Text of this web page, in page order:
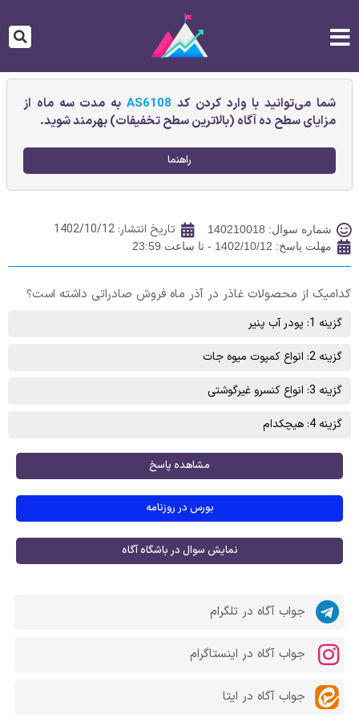
شما می‌توانید با وارد کردن کد AS6108به مدت سه ماه از
مزایای سطح ده آگاه (بالاترین سطح تخفیفات) بهرمند شوید.
راهنما
شماره سوال: 140210018 تاریخ انتشار: 1402/10/12
مهلت پاسخ: 1402/10/12 - تا ساعت 23:59
کدامیک از محصولات غاذر در آذر ماه فروش صادراتی داشته است؟
گزینه 1: پودر آب پنير
گزینه 2: انواع کمپوت ميوه جات
گزینه 3: انواع کنسرو غيرگوشتی
گزینه 4: هیچکدام
مشاهده پاسخ
بورس در روزنامه
نمایش سوال در باشگاه آگاه
جواب آگاه در تلگرام
جواب آگاه در اینستاگرام
جواب آگاه در ایتا